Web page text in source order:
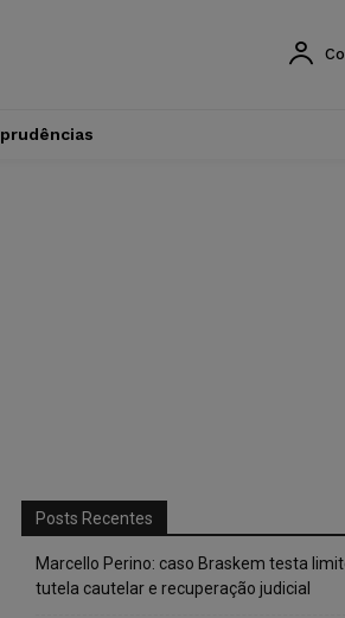
Posts Recentes
Marcello Perino: caso Braskem testa
tutela cautelar e recuperação judicial